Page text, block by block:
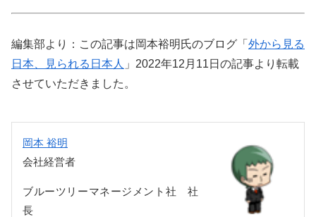
編集部より：この記事は岡本裕明氏のブログ「 外から見る
日本、見られる日本人 」2022年12月11日の記事より転載
させていただきました。
岡本 裕明
会社経営者
ブルーツリーマネージメント社 社
長